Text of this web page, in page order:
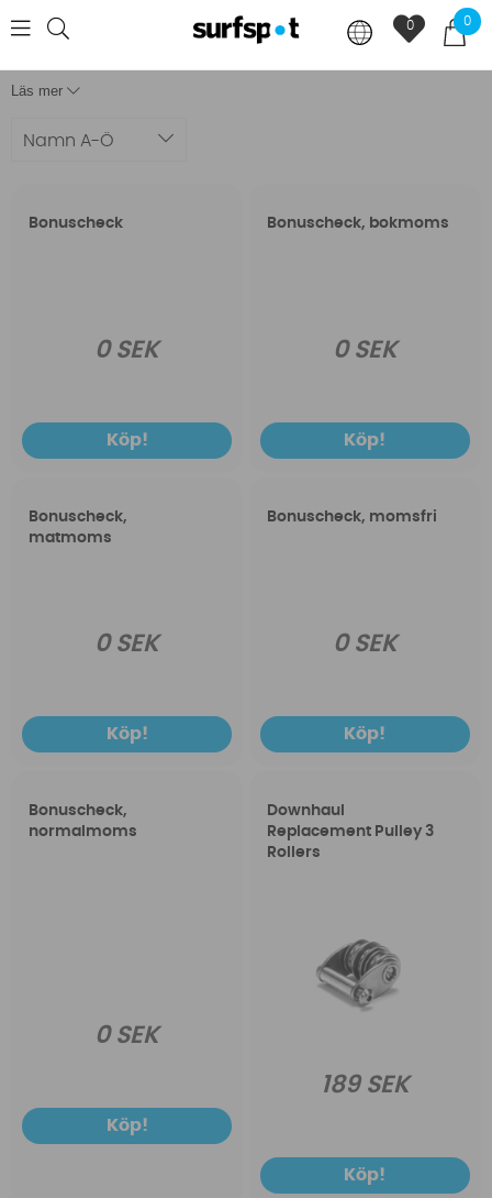
0
0
Läs mer
Namn A-Ö
Bonuscheck
0 SEK
Köp!
Bonuscheck, bokmoms
0 SEK
Köp!
Bonuscheck,
matmoms
0 SEK
Köp!
Bonuscheck, momsfri
0 SEK
Köp!
Bonuscheck,
normalmoms
0 SEK
Köp!
Downhaul
Replacement Pulley 3
Rollers
189 SEK
Köp!